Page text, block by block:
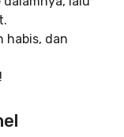
habis, dan